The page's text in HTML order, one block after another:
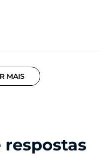
MAIS
respostas